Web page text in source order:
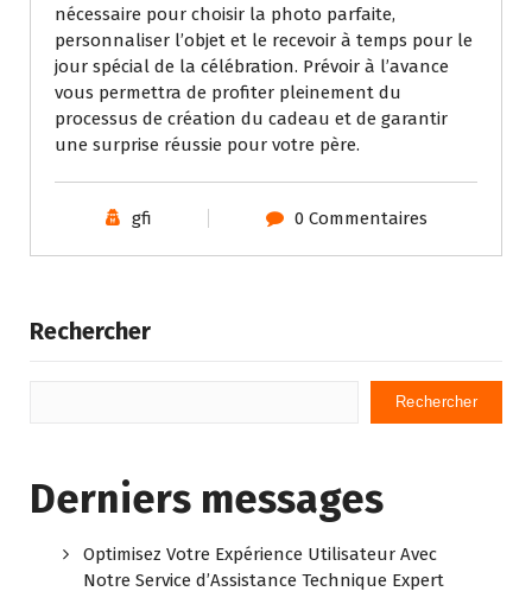
nécessaire pour choisir la photo parfaite,
personnaliser l’objet et le recevoir à temps pour le
jour spécial de la célébration. Prévoir à l’avance
vous permettra de profiter pleinement du
processus de création du cadeau et de garantir
une surprise réussie pour votre père.
gfi 0 Commentaires
Rechercher
Rechercher
Derniers messages
Optimisez Votre Expérience Utilisateur Avec
Notre Service d’Assistance Technique Expert